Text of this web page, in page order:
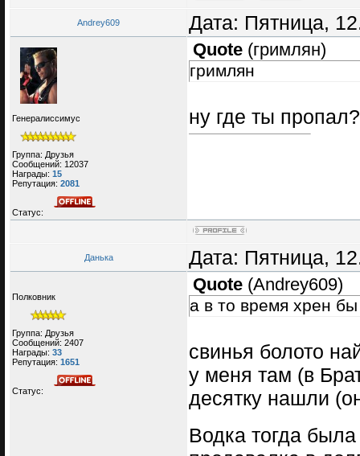
Andrey609 Дата: Пятница,
Генералиссимус
Группа: Друзья
Сообщений: 12037
Награды: 15
Репутация: 2081
Статус:
Quote (гримлян)
гримлян
ну где ты пропал?
Данька Дата: Пятница,
Полковник
Группа: Друзья
Сообщений: 2407
Награды: 33
Репутация: 1651
Статус:
Quote (Andrey609)
а в то время хрен
свинья болото
у меня там (в
десятку нашли
Водка тогда